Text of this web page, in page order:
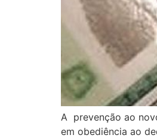
A prevenção ao
em obediência ao